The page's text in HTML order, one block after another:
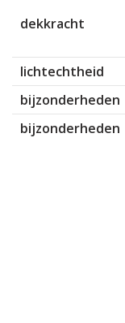
dekkracht
lichtechtheid
bijzonderheden
bijzonderheden